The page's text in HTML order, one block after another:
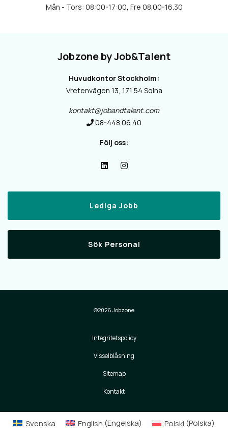
Jobzone by Job&Talent
Huvudkontor Stockholm:
Vretenvägen 13, 171 54 Solna
kontakt@jobandtalent.com
08-448 06 40
Följ oss:
Lediga Jobb
Sök Personal
©2026 Jobzone
Integritetspolicy
Visselblåsning
Sitemap
Kontakt
Svenska English (Engelska) Polski (Polska)